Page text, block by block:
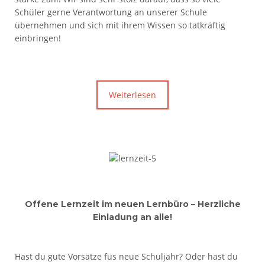
Schüler gerne Verantwortung an unserer Schule
übernehmen und sich mit ihrem Wissen so tatkräftig
einbringen!
Weiterlesen
Offene Lernzeit im neuen Lernbüro – Herzliche
Einladung an alle!
Hast du gute Vorsätze füs neue Schuljahr? Oder hast du